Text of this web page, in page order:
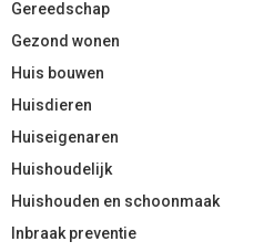
Gereedschap
Gezond wonen
Huis bouwen
Huisdieren
Huiseigenaren
Huishoudelijk
Huishouden en schoonmaak
Inbraak preventie